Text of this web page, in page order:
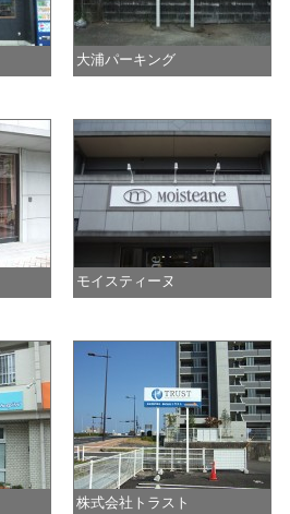
大浦パーキング
モイスティーヌ
株式会社トラスト